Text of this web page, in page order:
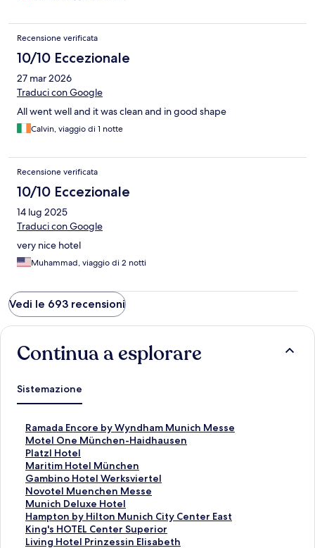
Recensione verificata
10/10 Eccezionale
27 mar 2026
Traduci con Google
All went well and it was clean and in good shape
Calvin, viaggio di 1 notte
Recensione verificata
10/10 Eccezionale
14 lug 2025
Traduci con Google
very nice hotel
Muhammad, viaggio di 2 notti
Vedi le 693 recensioni
Continua a esplorare
Sistemazione
Ramada Encore by Wyndham Munich Messe
L
i
n
k
c
h
e
a
p
r
Motel One München-Haidhausen
L
i
n
k
c
h
e
a
p
Platzl Hotel
L
i
n
k
c
h
e
a
Maritim Hotel München
L
i
n
k
c
h
e
Gambino Hotel Werksviertel
L
i
n
k
c
h
Novotel Muenchen Messe
L
i
n
k
c
Munich Deluxe Hotel
L
i
n
k
Hampton by Hilton Munich City Center East
L
i
n
King's HOTEL Center Superior
L
iLiving Hotel Prinzessin Elisabeth
L